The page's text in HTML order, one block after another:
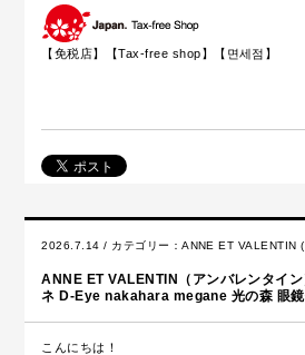
【免税店】【Tax-free shop】【면세점】
2026.7.14 / カテゴリー：ANNE ET VALENTIN
ANNE ET VALENTIN（アンバレンタイ
ネ D-Eye nakahara megane 光の森 眼
こんにちは！